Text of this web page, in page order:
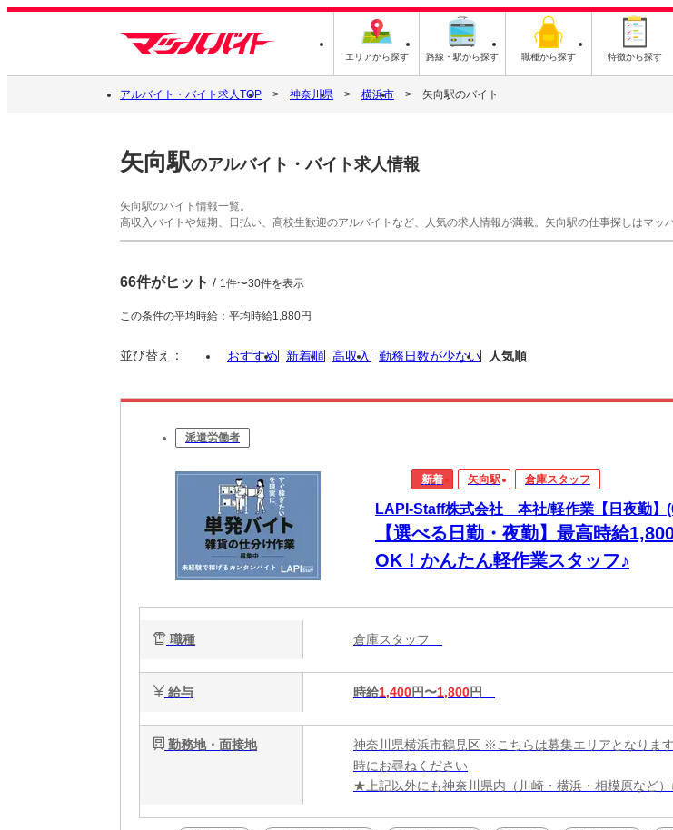
エリアから探す 路線・駅から探す 職種から探す 特徴から探す
アルバイト・バイト求人TOP 神奈川県 横浜市 矢向駅のバイト
矢向駅のアルバイト・バイト求人情報
矢向駅のバイト情報一覧。
高収入バイトや短期、日払い、高校生歓迎のアルバイトなど、人気の求人情報が満載。矢向駅の仕事探しはマッ
66件がヒット / 1件〜30件を表示
この条件の平均時給：平均時給1,880円
並び替え： おすすめ 新着順 高収入 勤務日数が少ない 人気順
派遣労働者
新着 矢向駅 倉庫スタッフ
LAPI-Staff株式会社 本社/軽作業【日夜勤】
【選べる日勤・夜勤】最高時給
OK！かんたん軽作業スタッフ♪
職種 倉庫スタッフ
給与 時給1,400円〜1,800円
勤務地・面接地
神奈川県横浜市鶴見区 ※こちらは募集エリアとなりま
時にお尋ねください
★上記以外にも神奈川県内（川崎・横浜・相模原など